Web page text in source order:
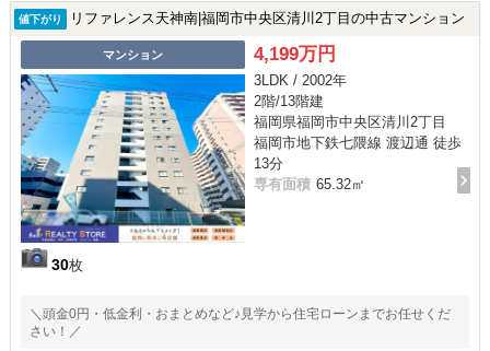
値下がり リファレンス天神南|福岡市中央区清川2丁目の中古マンション
マンション
30枚
4,199万円
3LDK / 2002年
2階/13階建
福岡県福岡市中央区清川2丁目
福岡市地下鉄七隈線 渡辺通 徒歩
13分
専有面積 65.32㎡
＼頭金0円・低金利・おまとめなど♪見学から住宅ローンまでお任せくだ
さい！／